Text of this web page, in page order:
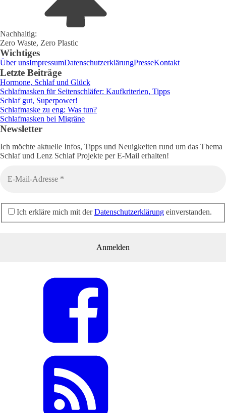
Nachhaltig:
Zero Waste, Zero Plastic
Wichtiges
Über unsImpressumDatenschutzerklärungPresseKontakt
Letzte Beiträge
Hormone, Schlaf und Glück
Schlafmasken für Seitenschläfer: Kaufkriterien, Tipps
Schlaf gut, Superpower!
Schlafmaske zu eng: Was tun?
Schlafmasken bei Migräne
Newsletter
Ich möchte aktuelle Infos, Tipps und Neuigkeiten rund um das Thema
Schlaf und Lenz Schlaf Projekte per E-Mail erhalten!
Ich erkläre mich mit derDatenschutzerklärung einverstanden.